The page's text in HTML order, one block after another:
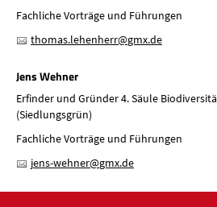
Fachliche Vorträge und Führungen
th m s l h nh rr gmxd
Jens Wehner
Erfinder und Gründer 4. Säule
(Siedlungsgrün)
Fachliche Vorträge und Führungen
j ns-w hn r gmxd